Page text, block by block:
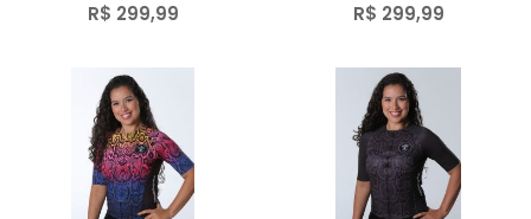
R$ 299,99 R$ 299,99